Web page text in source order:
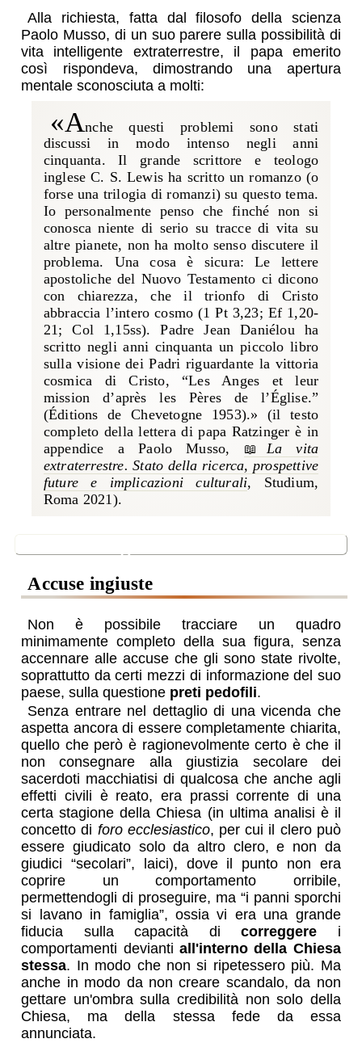
Alla richiesta, fatta dal filosofo della scienza
Paolo Musso, di un suo parere sulla possibilità di
vita intelligente extraterrestre, il papa emerito
così rispondeva, dimostrando una apertura
mentale sconosciuta a molti:
«Anche questi problemi sono stati
discussi in modo intenso negli anni
cinquanta. Il grande scrittore e teologo
inglese C. S. Lewis ha scritto un romanzo (o
forse una trilogia di romanzi) su questo tema.
Io personalmente penso che finché non si
conosca niente di serio su tracce di vita su
altre pianete, non ha molto senso discutere il
problema. Una cosa è sicura: Le lettere
apostoliche del Nuovo Testamento ci dicono
con chiarezza, che il trionfo di Cristo
abbraccia l’intero cosmo (1 Pt 3,23; Ef 1,20-
21; Col 1,15ss). Padre Jean Daniélou ha
scritto negli anni cinquanta un piccolo libro
sulla visione dei Padri riguardante la vittoria
cosmica di Cristo, “Les Anges et leur
mission d’après les Pères de l’Église.”
(Éditions de Chevetogne 1953).» (il testo
completo della lettera di papa Ratzinger è in
appendice aPaolo Musso,
La vita
extraterrestre. Stato della ricerca, prospettive
future e implicazioni culturali, Studium,
Roma 2021 ).
accuse ingiuste
Non è possibile tracciare un quadro
minimamente completo della sua figura, senza
accennare alle accuse che gli sono state rivolte,
soprattutto da certi mezzi di informazione del suo
paese, sulla questione preti pedofili.
Senza entrare nel dettaglio di una vicenda che
aspetta ancora di essere completamente chiarita,
quello che però è ragionevolmente certo è che il
non consegnare alla giustizia secolare dei
sacerdoti macchiatisi di qualcosa che anche agli
effetti civili è reato, era prassi corrente di una
certa stagione della Chiesa (in ultima analisi è il
concetto di foro ecclesiastico, per cui il clero può
essere giudicato solo da altro clero, e non da
giudici “secolari”, laici), dove il punto non era
coprire un comportamento orribile,
permettendogli di proseguire, ma “i panni sporchi
si lavano in famiglia”, ossia vi era una grande
fiducia sulla capacità dicorreggere i
comportamenti devianti all'interno della Chiesa
stessa. In modo che non si ripetessero più. Ma
anche in modo da non creare scandalo, da non
gettare un'ombra sulla credibilità non solo della
Chiesa, ma della stessa fede da essa
annunciata.